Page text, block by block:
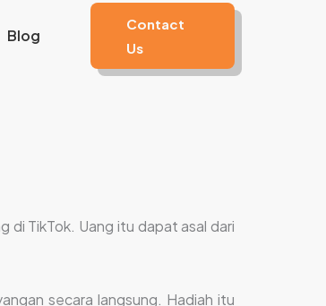
Blog
Contact
Us
di TikTok. Uang itu dapat asal dari
secara langsung. Hadiah itu